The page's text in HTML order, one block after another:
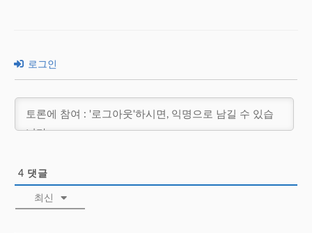
로그인
4 댓글
최신